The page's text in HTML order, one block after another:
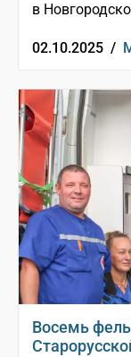
в
02.10.2025 /
Восемь